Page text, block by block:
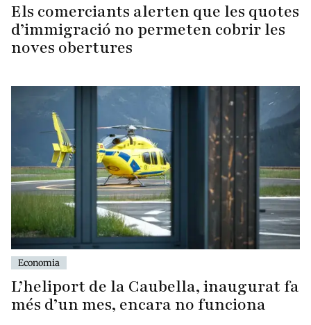
Els comerciants alerten que les quotes
d’immigració no permeten cobrir les
noves obertures
Economia
L’heliport de la Caubella, inaugurat fa
més d’un mes, encara no funciona